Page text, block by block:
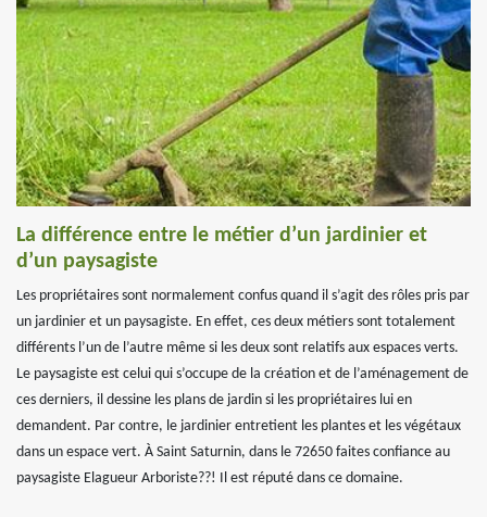
La différence entre le métier d’un jardinier et
d’un paysagiste
Les propriétaires sont normalement confus quand il s’agit des rôles pris par
un jardinier et un paysagiste. En effet, ces deux métiers sont totalement
différents l’un de l’autre même si les deux sont relatifs aux espaces verts.
Le paysagiste est celui qui s’occupe de la création et de l’aménagement de
ces derniers, il dessine les plans de jardin si les propriétaires lui en
demandent. Par contre, le jardinier entretient les plantes et les végétaux
dans un espace vert. À Saint Saturnin, dans le 72650 faites confiance au
paysagiste Elagueur Arboriste??! Il est réputé dans ce domaine.